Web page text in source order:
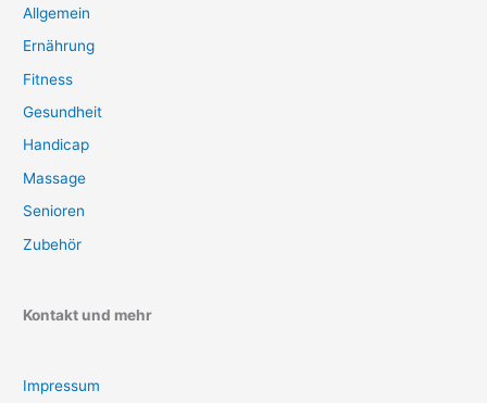
Allgemein
Ernährung
Fitness
Gesundheit
Handicap
Massage
Senioren
Zubehör
Kontakt und mehr
Impressum